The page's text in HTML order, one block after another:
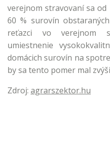
verejnom stravovaní sa
60 % surovín
reťazci vo verejnom
umiestnenie
domácich surovín na
by sa tento pomer mal
Zdroj: agrarszektor.hu